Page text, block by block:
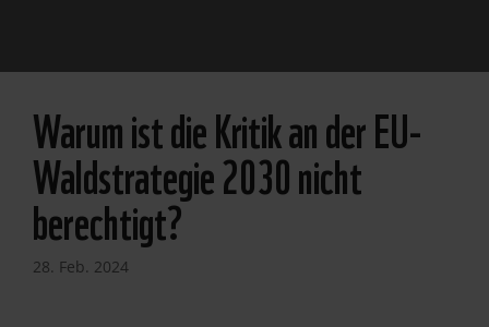
Warum ist die Kritik an der EU-
Waldstrategie 2030 nicht
berechtigt?
28. Feb. 2024